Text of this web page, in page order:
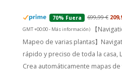
70% Fuera 699,99 €
GMT +00:00 - Más información)
【
Mapeo de varias plantas】
rápido y preciso de toda la casa,
Crea automáticamente mapas